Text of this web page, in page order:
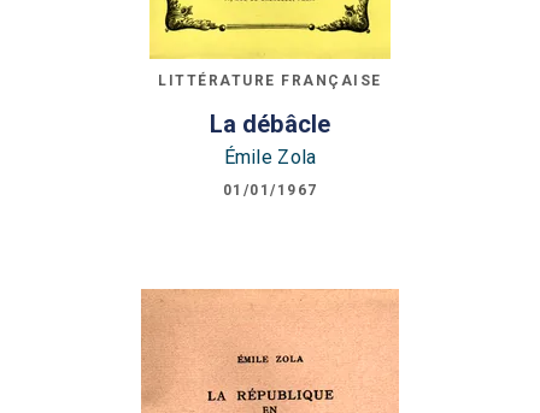
LITTÉRATURE FRANÇAISE
La débâcle
Émile Zola
01/01/1967